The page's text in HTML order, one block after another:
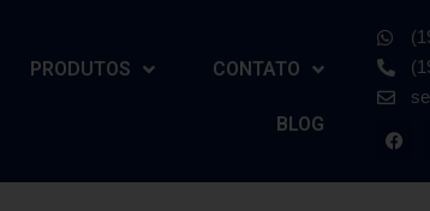
PRODUTOS CONTATO
BLOG